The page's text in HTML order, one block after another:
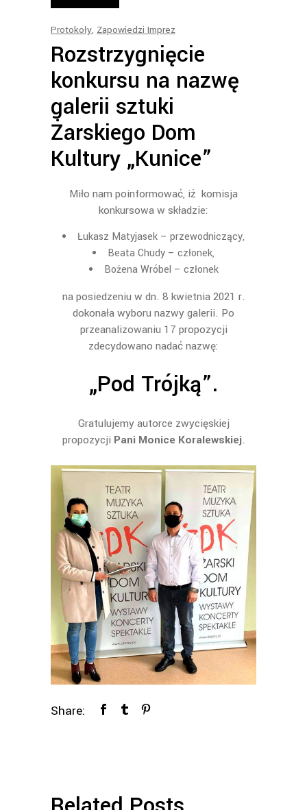
Protokoły, Zapowiedzi Imprez
Rozstrzygnięcie
konkursu na nazwę
galerii sztuki
Żarskiego Dom
Kultury „Kunice”
Miło nam poinformować, iż komisja
konkursowa w składzie:
Łukasz Matyjasek – przewodniczący,
Beata Chudy – członek,
Bożena Wróbel – członek
na posiedzeniu w dn. 8 kwietnia 2021 r.
dokonała wyboru nazwy galerii. Po
przeanalizowaniu 17 propozycji
zdecydowano nadać nazwę:
„Pod Trójką”.
Gratulujemy autorce zwycięskiej
propozycji Pani Monice Koralewskiej.
Share: